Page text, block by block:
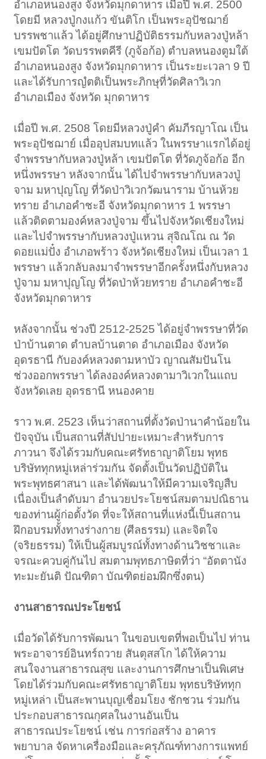
อำเภอหนองสูง จังหวัดมุกดาหาร เมื่อปี พ.ศ. 2500
โดยมี หลวงปู่กงแก้ว ขันติโก เป็นพระอุปัชฌาย์
บรรพชาแล้ว ได้อยู่ศึกษาปฏิบัติธรรมกับหลวงปู่หล้า
เขมปัตโต วัดบรรพตคีรี (ภูจ้อก้อ) ตำบลหนองตูมใต้
อำเภอหนองสูง จังหวัดมุกดาหาร เป็นระยะเวลา 9 ปี
และได้รับการญํตติเป็นพระภิกษุที่วัดศิลาวิเวก
อำเภอเมือง จังหวัด มุกดาหาร
เมื่อปี พ.ศ. 2508 โดยมีหลวงปู่คำ คัมภีรญาโณ เป็น
พระอุปัชฌาย์ เมื่ออุปสมบทแล้ว ในพรรษาแรกได้อยู่
จำพรรษากับหลวงปู่หล้า เขมปัตโต ที่วัดภูจ้อก้อ อีก
หนึ่งพรรษา หลังจากนั้น ได้ไปจำพรรษากับหลวงปู่
จาม มหาปุญโญ ที่วัดป่าวิเวกวัฒนาราม บ้านห้วย
ทราย อำเภอคำชะอี จังหวัดมุกดาหาร 1 พรรษา
แล้วติดตามองค์หลวงปู่จาม ขึ้นไปจังหวัดเชียงใหม่
และไปจำพรรษากับหลวงปู่แหวน สุจิณโณ ณ วัด
ดอยแม่ปั๋ง อำเภอพร้าว จังหวัดเชียงใหม่ เป็นเวลา 1
พรรษา แล้วกลับลงมาจำพรรษาอีกครั้งหนึ่งกับหลวง
ปู่จาม มหาปุญโญ ที่วัดป่าห้วยทราย อำเภอคำชะอี
จังหวัดมุกดาหาร
หลังจากนั้น ช่วงปี 2512-2525 ได้อยู่จำพรรษาที่วัด
ป่าบ้านตาด ตำบลบ้านตาด อำเภอเมือง จังหวัด
อุดรธานี กับองค์หลวงตามหาบัว ญาณสัมปันโน
ช่วงออกพรรษา ได้ลงองค์หลวงตามาวิเวกในแถบ
จังหวัดเลย อุดรธานี หนองคาย
ราว พ.ศ. 2523 เห็นว่าสถานที่ตั้งวัดป่านาคำน้อยใน
ปัจจุบัน เป็นสถานที่สัปปายะเหมาะสำหรับการ
ภาวนา จึงได้รวมกับคณะศรัทธาญาติโยม พุทธ
บริษัททุกหมู่เหล่าร่วมกัน จัดตั้งเป็นวัดปฏิบัติใน
พระพุทธศาสนา และได้พัฒนาให้มีความเจริญสืบ
เนื่องเป็นลำดับมา อำนวยประโยชน์สมตามปณิธาน
ของท่านผู้ก่อตั้งวัด ที่จะให้สถานที่แห่งนี้เป็นสถาน
ฝึกอบรมทั้งทางร่างกาย (ศีลธรรม) และจิตใจ
(จริยธรรม) ให้เป็นผู้สมบูรณ์ทั้งทางด้านวิชชาและ
จรณะควบคู่กันไป สมตามพุทธภาษิตที่ว่า “อัตตานัง
ทะมะยันติ ปัณฑิตา บัณฑิตย่อมฝึกซึ่งตน)
งานสาธารณประโยชน์
เมื่อวัดได้รับการพัฒนา ในขอบเขตที่พอเป็นไป ท่าน
พระอาจารย์อินทร์ถวาย สันตุสสโก ได้ให้ความ
สนใจงานสาธารณสุข และงานการศึกษาเป็นพิเศษ
โดยได้ร่วมกับคณะศรัทธาญาติโยม พุทธบริษัททุก
หมู่เหล่า เป็นสะพานบุญเชื่อมโยง ชักชวน ร่วมกัน
ประกอบสาธารณกุศลในงานอันเป็น
สาธารณประโยชน์ เช่น การก่อสร้าง อาคาร
พยาบาล จัดหาเครื่องมือและครุภัณฑ์ทางการแพทย์